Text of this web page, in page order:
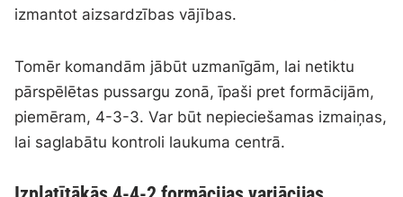
izmantot aizsardzības vājības.
Tomēr komandām jābūt uzmanīgām, lai netiktu
pārspēlētas pussargu zonā, īpaši pret formācijām,
piemēram, 4-3-3. Var būt nepieciešamas izmaiņas,
lai saglabātu kontroli laukuma centrā.